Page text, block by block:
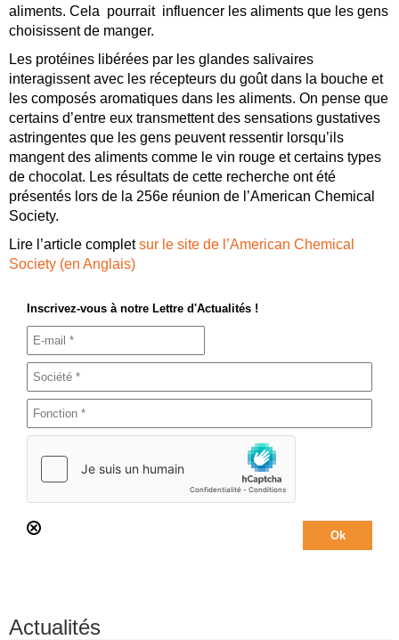
aliments. Cela pourrait influencer les aliments que les gens
choisissent de manger.
Les protéines libérées par les glandes salivaires
interagissent avec les récepteurs du goût dans la bouche et
les composés aromatiques dans les aliments. On pense que
certains d’entre eux transmettent des sensations gustatives
astringentes que les gens peuvent ressentir lorsqu’ils
mangent des aliments comme le vin rouge et certains types
de chocolat. Les résultats de cette recherche ont été
présentés lors de la 256e réunion de l’American Chemical
Society.
Lire l’article completsur le site de l’American Chemical
Society (en Anglais)
Inscrivez-vous à notre Lettre d'Actualités !
Actualités